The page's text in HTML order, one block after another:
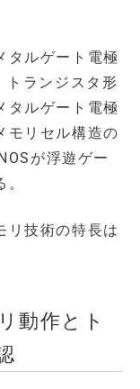
タルゲート電極
トランジスタ形
タルゲート電極
モリセル構造の
が浮遊ゲー
リ技術の特長は
動作とト